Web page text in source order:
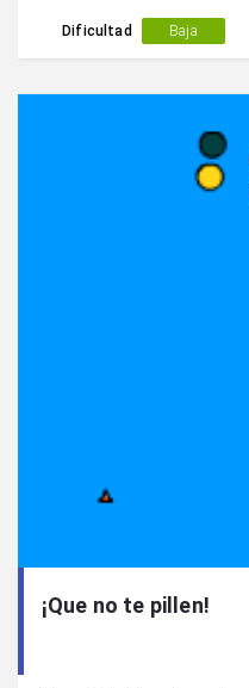
Dificultad Baja
¡Que no te pillen!